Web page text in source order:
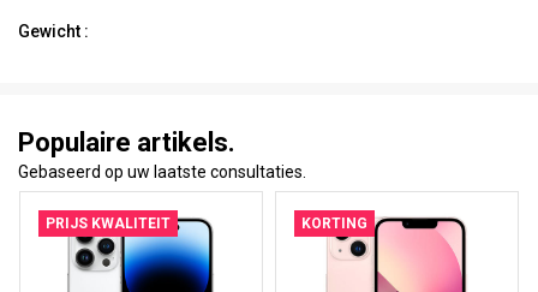
Gewicht :
Populaire artikels.
Gebaseerd op uw laatste consultaties.
PRIJS KWALITEIT KORTING